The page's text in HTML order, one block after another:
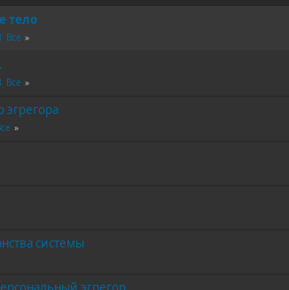
тело
Все
Все
системы